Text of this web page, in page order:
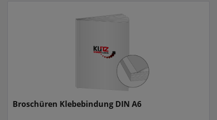
Broschüren Klebebindung DIN A6